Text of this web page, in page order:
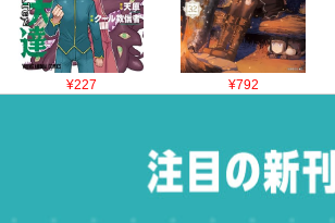
¥227 ¥792